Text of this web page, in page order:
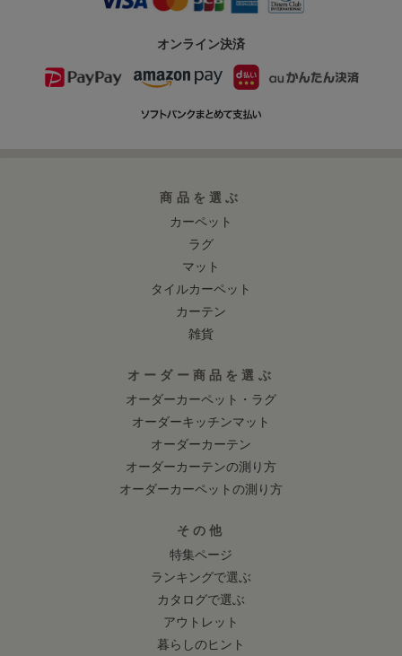
オンライン決済
商品を選ぶ
カーペット
ラグ
マット
タイルカーペット
カーテン
雑貨
オーダー商品を選ぶ
オーダーカーペット・ラグ
オーダーキッチンマット
オーダーカーテン
オーダーカーテンの測り方
オーダーカーペットの測り方
その他
特集ページ
ランキングで選ぶ
カタログで選ぶ
アウトレット
暮らしのヒント